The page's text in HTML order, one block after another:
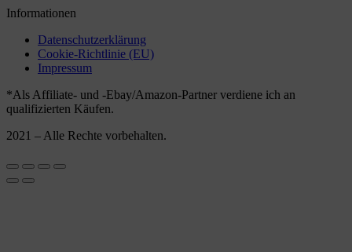
Informationen
Datenschutzerklärung
Cookie-Richtlinie (EU)
Impressum
*Als Affiliate- und -Ebay/Amazon-Partner verdiene ich an
qualifizierten Käufen.
2021 – Alle Rechte vorbehalten.